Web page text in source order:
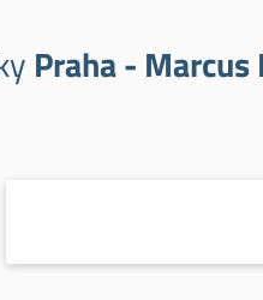
Praha - Marcus